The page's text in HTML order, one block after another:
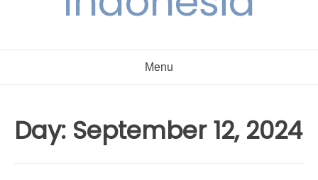
Menu
Day: September 12, 2024